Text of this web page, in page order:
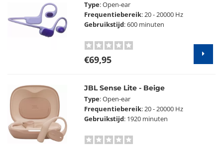
Type: Open-ear
Frequentiebereik: 20 - 20000 Hz
Gebruikstijd: 600 minuten
€69,95
JBL Sense Lite - Beige
Type: Open-ear
Frequentiebereik: 20 - 20000 Hz
Gebruikstijd: 1920 minuten